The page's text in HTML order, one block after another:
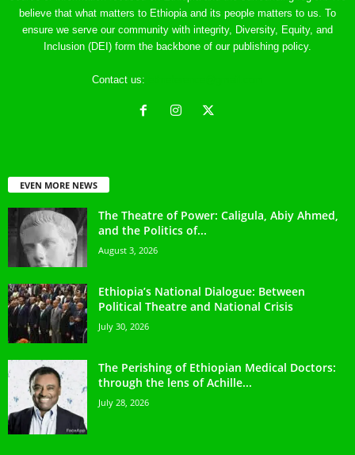
believe that what matters to Ethiopia and its people matters to us. To
ensure we serve our community with integrity, Diversity, Equity, and
Inclusion (DEI) form the backbone of our publishing policy.
Contact us:
EVEN MORE NEWS
The Theatre of Power: Caligula, Abiy Ahmed,
and the Politics of...
August 3, 2026
Ethiopia’s National Dialogue: Between
Political Theatre and National Crisis
July 30, 2026
The Perishing of Ethiopian Medical Doctors:
through the lens of Achille...
July 28, 2026